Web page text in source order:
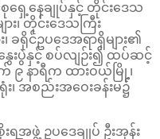
ရှေ့နေချုပ်နှင့် တိုင်းဒေသ
း၊ တိုင်းဒေသကြီး
ခရိုင်ဥပဒေအရာရှိများ၏
းပွဲနှင့် စပ်လျဉ်း၍ ထပ်ဆင့်
၉ နာရီက ထားဝယ်မြို့၊
၊ အစည်းအဝေးခန်းမ၌
ရအဖွဲ့ ဥပဒေချုပ် ဦးအုန်း